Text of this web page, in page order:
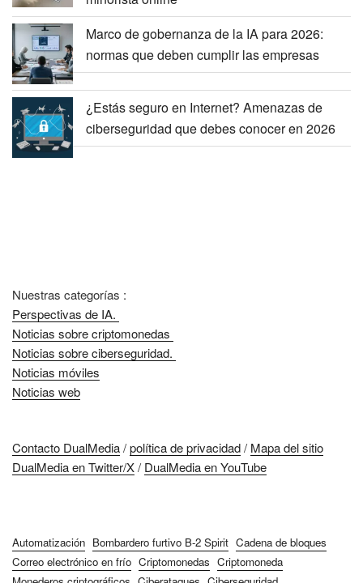
Cómo las reseñas de productos influyen en
las decisiones de compra en el comercio
minorista online
Marco de gobernanza de la IA para 2026:
normas que deben cumplir las empresas
Nuestras categorías :
Perspectivas de IA.
Noticias móviles
Noticias web
DualMedia en Twitter/X/DualMedia en YouTube